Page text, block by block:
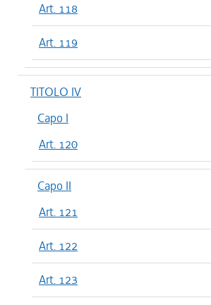
Art. 118
Art. 119
TITOLO IV
Capo I
Art. 120
Capo II
Art. 121
Art. 122
Art. 123